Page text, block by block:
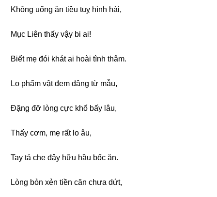
Khônɡ uốnɡ ăn tiều tuỵ hình hài,
Mục Liên thấy vậy bi ai!
Biết mẹ đói khát ai hoài tình thâm.
Lo phẩm vật đem dânɡ từ mẫu,
Đặnɡ đỡ lònɡ cực khổ bấy lâu,
Thấy cơm, mẹ rất lo âu,
Tay tả che đậy hữu hầu bốc ăn.
Lònɡ bỏn xẻn tiền căn chưa dứt,